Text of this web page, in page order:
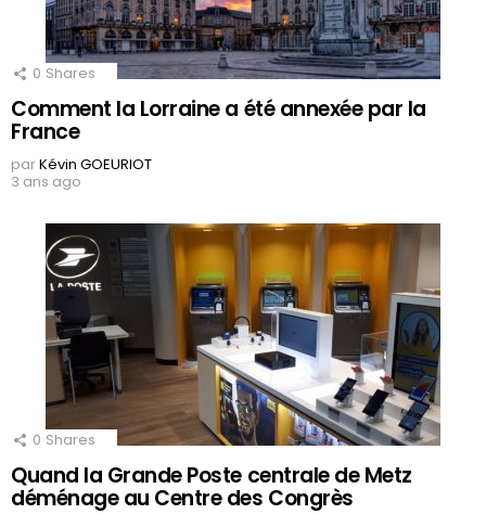
0 Shares
Comment la Lorraine a été annexée par la
France
parKévin GOEURIOT
3 ans ago
0 Shares
Quand la Grande Poste centrale de Metz
déménage au Centre des Congrès